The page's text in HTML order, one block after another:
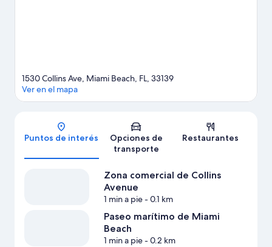
Mapa
1530 Collins Ave, Miami Beach, FL, 33139
Ver en el mapa
Puntos de interés
Opciones de
transporte
Restaurantes
Zona comercial de Collins
Avenue
1 min a pie- 0.1 km
Paseo marítimo de Miami
Beach
1 min a pie- 0.2 km